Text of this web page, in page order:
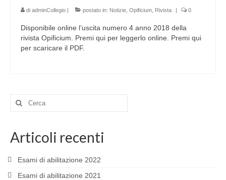
di adminCollegio | postato in: Notizie Opificium Rivista | 0
Disponibile online l’uscita numero 4 anno 2018 della
rivista Opificium. Premi qui per leggerlo online. Premi qui
per scaricare il PDF.
Cerca:
Articoli recenti
Esami di abilitazione 2022
Esami di abilitazione 2021